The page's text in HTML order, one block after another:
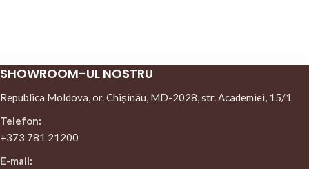
SHOWROOM-UL NOSTRU
Republica Moldova, or. Chișinău, MD-2028, str. Academiei, 15/1
Telefon:
+373 781 21200
E-mail: